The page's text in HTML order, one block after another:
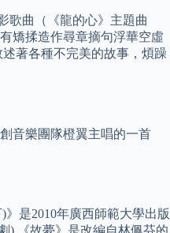
歌曲（《龍的心》主題曲
矯揉造作尋章摘句浮華空虛
著各種不完美的故事，煩躁
音樂團隊橙翼主唱的一首
是2010年廣西師範大學出版